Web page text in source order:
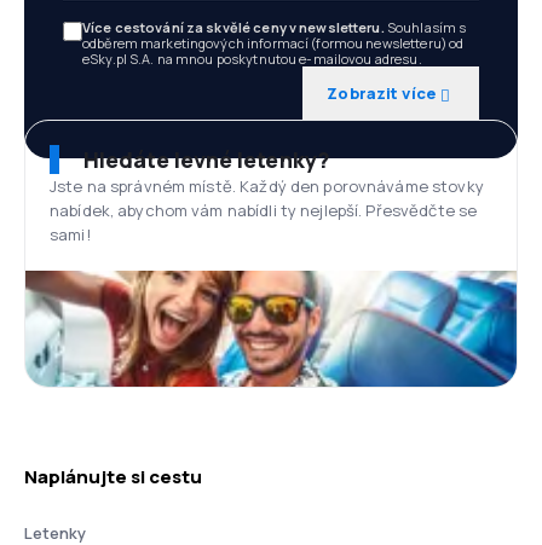
Více cestování za skvělé ceny v newsletteru. Souhlasím s
odběrem marketingových informací (formou newsletteru) od
eSky.pl S.A. na mnou poskytnutou e-mailovou adresu.
Zobrazit více
Hledáte levné letenky?
Jste na správném místě. Každý den porovnáváme stovky
nabídek, abychom vám nabídli ty nejlepší. Přesvědčte se
sami!
Naplánujte si cestu
Letenky